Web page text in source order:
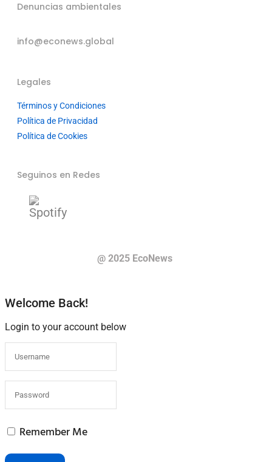
Denuncias ambientales
info@econews.global
Legales
Términos y Condiciones
Política de Privacidad
Política de Cookies
Seguinos en Redes
@ 2025 EcoNews
Welcome Back!
Login to your account below
Remember Me